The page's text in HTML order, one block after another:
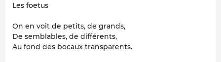
Les foetus
On en voit de petits, de grands,
De semblables, de différents,
Au fond des bocaux transparents.